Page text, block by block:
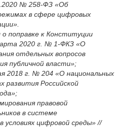
№ 258-ФЗ «Об
в сфере цифровых
поправке к Конституции
2020 г. № 1-ФКЗ «О
отдельных вопросов
публичной власти»;
2018 г. № 204 «О национальных
развития Российской
правовой
в системе
условиях цифровой среды» //